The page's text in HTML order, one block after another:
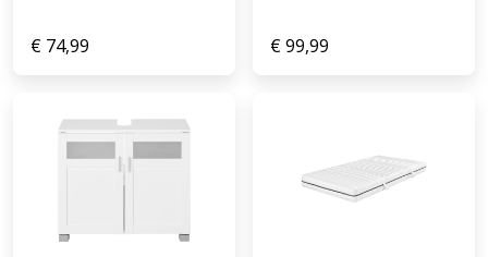
€ 74,99 €99,99